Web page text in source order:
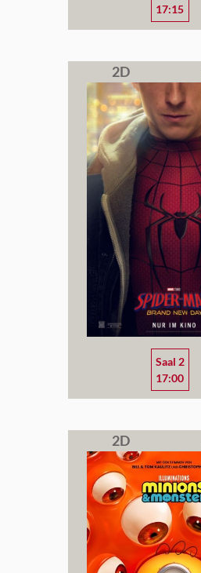
17:15
2D
Saal 2
17:00
2D